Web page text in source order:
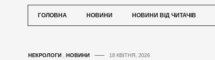
ГОЛОВНА НОВИНИ НОВИНИ ВІД ЧИТАЧІВ
НЕКРОЛОГИ НОВИНИ 18 КВІТНЯ, 2026